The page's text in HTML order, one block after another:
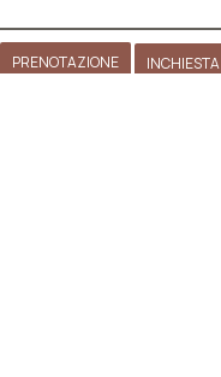
PRENOTAZIONE INCHIESTA